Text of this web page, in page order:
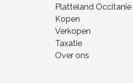
Platteland Occitanie
Kopen
Verkopen
Taxatie
Over ons